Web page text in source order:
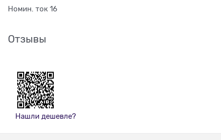
Номин. ток 16
Отзывы
Нашли дешевле?